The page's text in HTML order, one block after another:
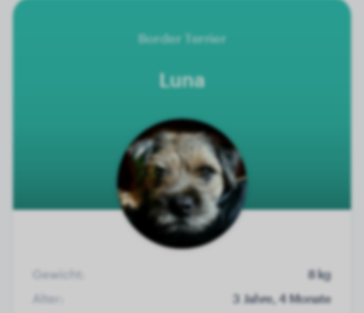
Border Terrier
Luna
Gewicht:
8 kg
Alter:
3 Jahre, 4 Monate